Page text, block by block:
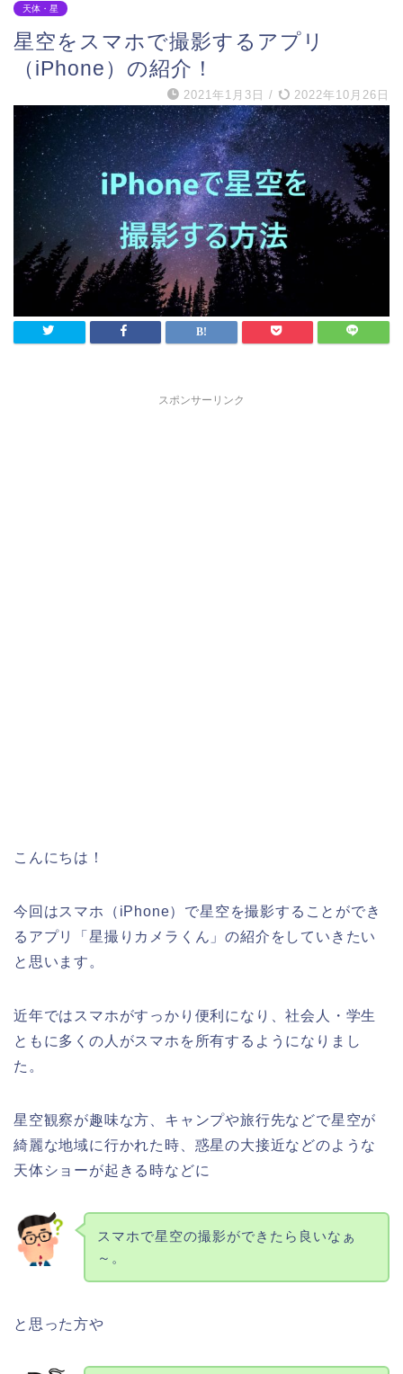
天体・星
星空をスマホで撮影するアプリ
（iPhone）の紹介！
2021年1月3日 / 2022年10月26日
スポンサーリンク
こんにちは！
今回はスマホ（iPhone）で星空を撮影することができ
るアプリ「星撮りカメラくん」の紹介をしていきたい
と思います。
近年ではスマホがすっかり便利になり、社会人・学生
ともに多くの人がスマホを所有するようになりまし
た。
星空観察が趣味な方、キャンプや旅行先などで星空が
綺麗な地域に行かれた時、惑星の大接近などのような
天体ショーが起きる時などに
スマホで星空の撮影ができたら良いなぁ
～。
と思った方や